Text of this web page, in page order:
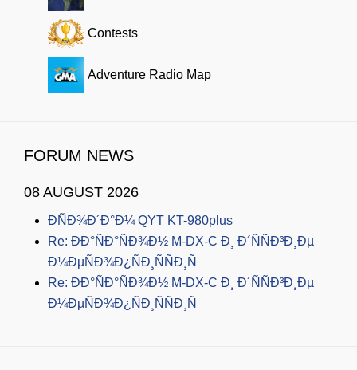
Contests
Adventure Radio Map
FORUM NEWS
08 AUGUST 2026
ÐÑÐ¾Ð´Ð°Ð¼ QYT KT-980plus
Re: ÐÐ°ÑÐ°ÑÐ¾Ð½ M-DX-C Ð¸ Ð´ÑÑÐ³Ð¸Ðµ
Ð¼ÐµÑÐ¾Ð¿ÑÐ¸ÑÑÐ¸Ñ
Re: ÐÐ°ÑÐ°ÑÐ¾Ð½ M-DX-C Ð¸ Ð´ÑÑÐ³Ð¸Ðµ
Ð¼ÐµÑÐ¾Ð¿ÑÐ¸ÑÑÐ¸Ñ